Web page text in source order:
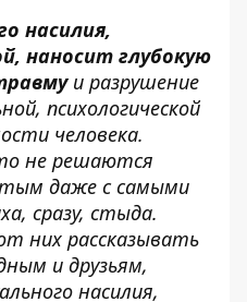
насилия,
наносит глубокую
и разрушение
психологической
человека.
не решаются
даже с самыми
сразу, стыда.
них рассказывать
и друзьям,
насилия,